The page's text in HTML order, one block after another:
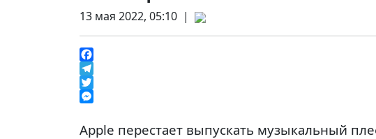
13 мая 2022, 05:10 |
Facebook
Telegram
Twitter
Apple перестает выпускать музыкальный